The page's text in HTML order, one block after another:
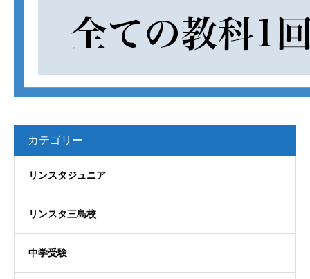
カテゴリー
リンスタジュニア
リンスタ三島校
中学受験